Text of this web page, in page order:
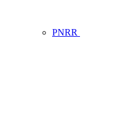
PNRR